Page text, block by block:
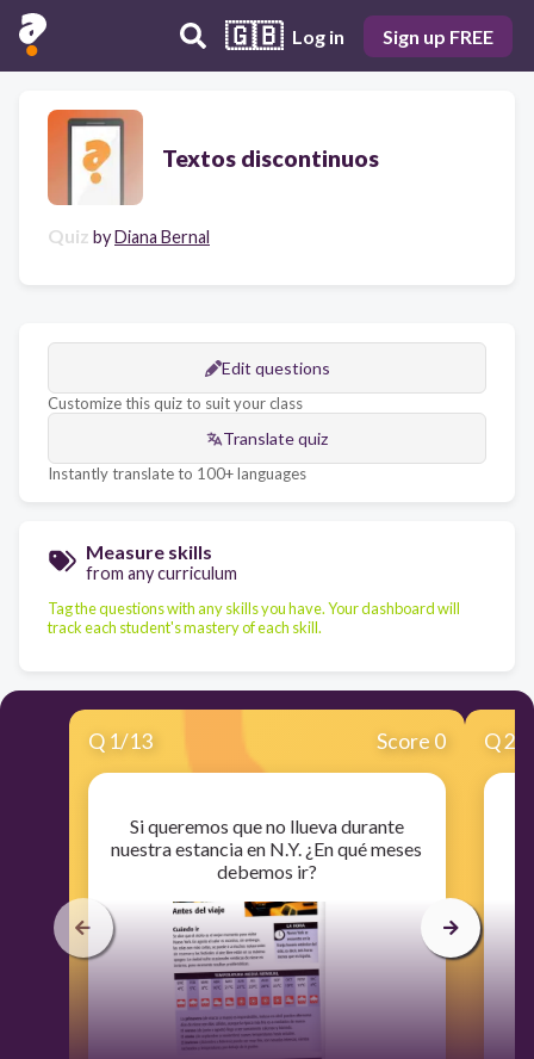
🇬🇧 Log in Sign up FREE
Textos discontinuos
Quiz byDiana Bernal
Edit questions
Customize this quiz to suit your class
Translate quiz
Instantly translate to 100+ languages
Measure skills
from any curriculum
Tag the questions with any skills you have. Your dashboard will
track each student's mastery of each skill.
Q 1/13 Score 0
Si queremos que no llueva durante
nuestra estancia en N.Y. ¿En qué meses
debemos ir?
Q2